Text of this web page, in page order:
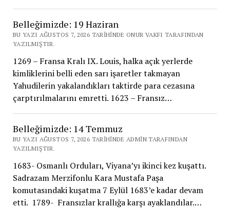
Belleğimizde: 19 Haziran
BU YAZI AĞUSTOS 7, 2026 TARIHINDE ONUR VAKFI TARAFINDAN
YAZILMIŞTIR.
1269 – Fransa Kralı IX. Louis, halka açık yerlerde
kimliklerini belli eden sarı işaretler takmayan
Yahudilerin yakalandıkları taktirde para cezasına
çarptırılmalarını emretti. 1623 – Fransız…
Belleğimizde: 14 Temmuz
BU YAZI AĞUSTOS 7, 2026 TARIHINDE ADMIN TARAFINDAN
YAZILMIŞTIR.
1683- Osmanlı Orduları, Viyana’yı ikinci kez kuşattı.
Sadrazam Merzifonlu Kara Mustafa Paşa
komutasındaki kuşatma 7 Eylül 1683’e kadar devam
etti. 1789- Fransızlar krallığa karşı ayaklandılar.…